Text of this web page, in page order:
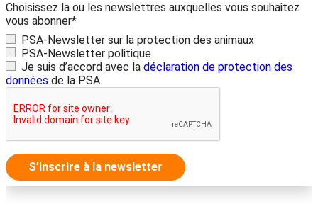
Choisissez la ou les newslettres auxquelles vous souhaitez
vous abonner*
PSA-Newsletter sur la protection des animaux
PSA-Newsletter politique
Je suis d’accord avec la déclaration de protection des
données de la PSA.
S’inscrire à la newsletter